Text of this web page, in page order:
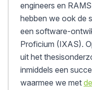
engineers en
hebben we ook de
een software-
Proficium (IXAS).
uit het
inmiddels een
waarmee we met